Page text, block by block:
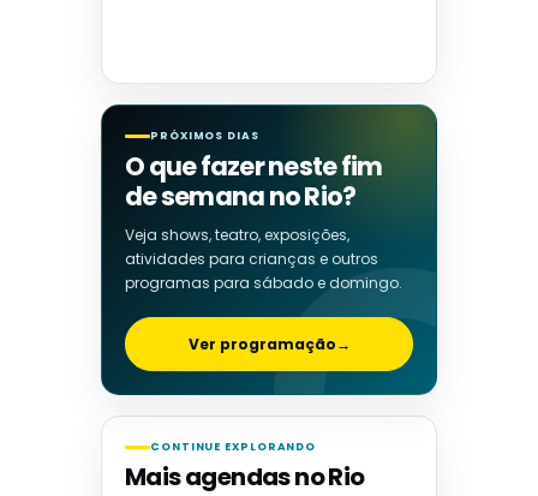
PRÓXIMOS DIAS
O que fazer neste fim
de semana no Rio?
Veja shows, teatro, exposições,
atividades para crianças e outros
programas para sábado e domingo.
Ver programação→
CONTINUE EXPLORANDO
Mais agendas no Rio